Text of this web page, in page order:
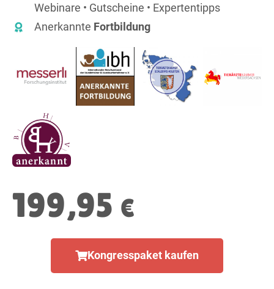
Webinare • Gutscheine • Expertentipps
Anerkannte Fortbildung
199,95 €
Kongresspaket kaufen